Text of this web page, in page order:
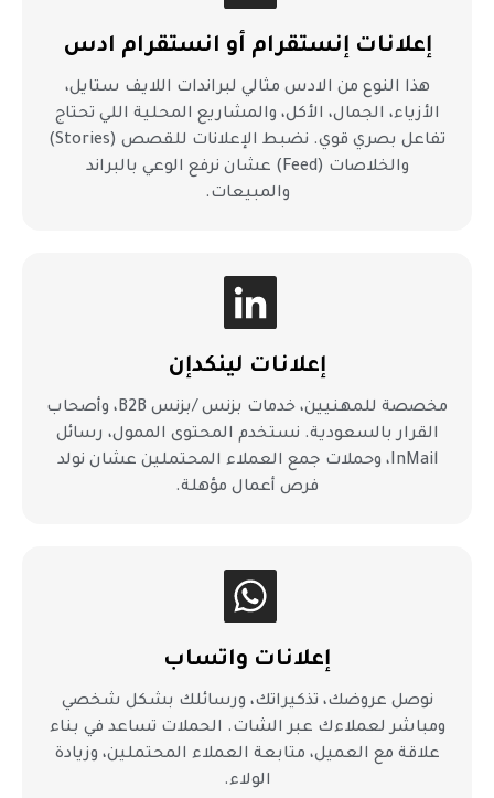
إعلانات إنستقرام أو انستقرام ادس
هذا النوع من الادس مثالي لبراندات اللايف ستايل،
الأزياء، الجمال، الأكل، والمشاريع المحلية اللي تحتاج
تفاعل بصري قوي. نضبط الإعلانات للقصص (Stories)
والخلاصات (Feed) عشان نرفع الوعي بالبراند
والمبيعات.
إعلانات لينكدإن
مخصصة للمهنيين، خدمات بزنس /بزنس B2B، وأصحاب
القرار بالسعودية. نستخدم المحتوى الممول، رسائل
InMail، وحملات جمع العملاء المحتملين عشان نولد
فرص أعمال مؤهلة.
إعلانات واتساب
نوصل عروضك، تذكيراتك، ورسائلك بشكل شخصي
ومباشر لعملاءك عبر الشات. الحملات تساعد في بناء
علاقة مع العميل، متابعة العملاء المحتملين، وزيادة
الولاء.